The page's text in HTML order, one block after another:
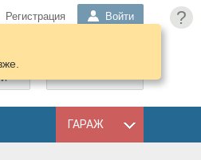
?
Регистрация Войти
ГАРАЖ